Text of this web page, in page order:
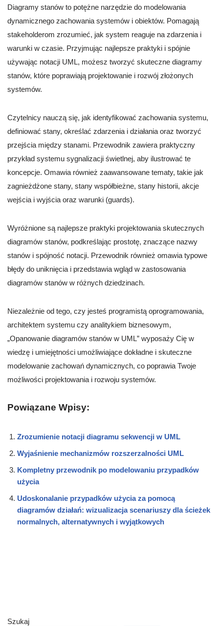
Diagramy stanów to potężne narzędzie do modelowania
dynamicznego zachowania systemów i obiektów. Pomagają
stakeholderom zrozumieć, jak system reaguje na zdarzenia i
warunki w czasie. Przyjmując najlepsze praktyki i spójnie
używając notacji UML, możesz tworzyć skuteczne diagramy
stanów, które poprawiają projektowanie i rozwój złożonych
systemów.
Czytelnicy nauczą się, jak identyfikować zachowania systemu,
definiować stany, określać zdarzenia i działania oraz tworzyć
przejścia między stanami. Przewodnik zawiera praktyczny
przykład systemu sygnalizacji świetlnej, aby ilustrować te
koncepcje. Omawia również zaawansowane tematy, takie jak
zagnieżdżone stany, stany współbieżne, stany historii, akcje
wejścia i wyjścia oraz warunki (guards).
Wyróżnione są najlepsze praktyki projektowania skutecznych
diagramów stanów, podkreślając prostotę, znaczące nazwy
stanów i spójność notacji. Przewodnik również omawia typowe
błędy do uniknięcia i przedstawia wgląd w zastosowania
diagramów stanów w różnych dziedzinach.
Niezależnie od tego, czy jesteś programistą oprogramowania,
architektem systemu czy analitykiem biznesowym,
„Opanowanie diagramów stanów w UML” wyposaży Cię w
wiedzę i umiejętności umożliwiające dokładne i skuteczne
modelowanie zachowań dynamicznych, co poprawia Twoje
możliwości projektowania i rozwoju systemów.
Powiązane Wpisy:
Zrozumienie notacji diagramu sekwencji w UML
Wyjaśnienie mechanizmów rozszerzalności UML
Kompletny przewodnik po modelowaniu przypadków
użycia
Udoskonalanie przypadków użycia za pomocą
diagramów działań: wizualizacja scenariuszy dla ścieżek
normalnych, alternatywnych i wyjątkowych
Szukaj